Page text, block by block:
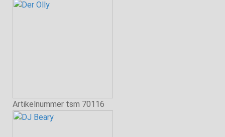
Artikelnummer tsm 70116